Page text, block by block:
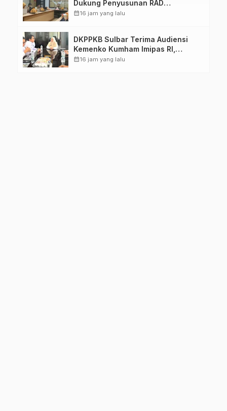
Dukung Penyusunan RAD
TPB/SDGs Sulawesi Barat
calendar_month16 jam yang lalu
DKPPKB Sulbar Terima Audiensi
Kemenko Kumham Imipas RI,
Perkuat Pelayanan Kesehatan bagi
calendar_month16 jam yang lalu